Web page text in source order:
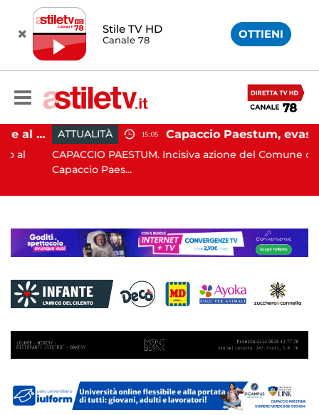
Stile TV HD
Canale 78 OTTIENI
Paestum, Codacons scrive al ministro Giuli: "Rilanciare scavi dell'Anfiteatro nell'area archeologica" ATTUALITÀ 15:05
CAPACCIO PAESTUM. Incisiva azione del Comune di
Capaccio Paes...